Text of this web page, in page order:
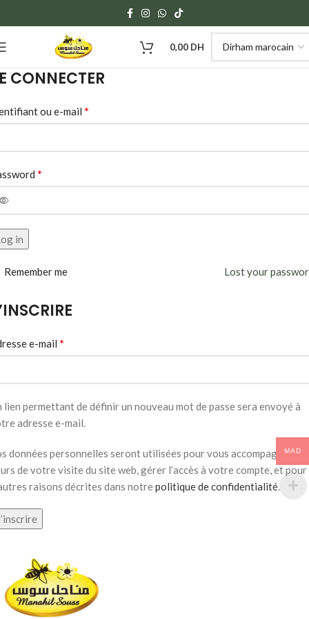
0,00 DH
CONNECTER
ou e-mail *
*
in
Lost your
Remember me
e-mail *
lien permettant de définir un nouveau mot de passe sera envoyé à
adresse e-mail.
données personnelles seront utilisées pour vous accompagner au
de votre visite du site web, gérer l’accès à votre compte, et pour
raisons décrites dans notrepolitique de confidentialité.
MAD